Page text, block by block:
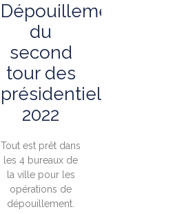
Dépouillement
du
second
tour des
présidentielles
2022
Tout est prêt dans
les 4 bureaux de
la ville pour les
opérations de
dépouillement.